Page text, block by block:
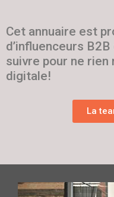
Cet annuaire est
d’influenceurs
suivre pour ne rien
digitale!
La